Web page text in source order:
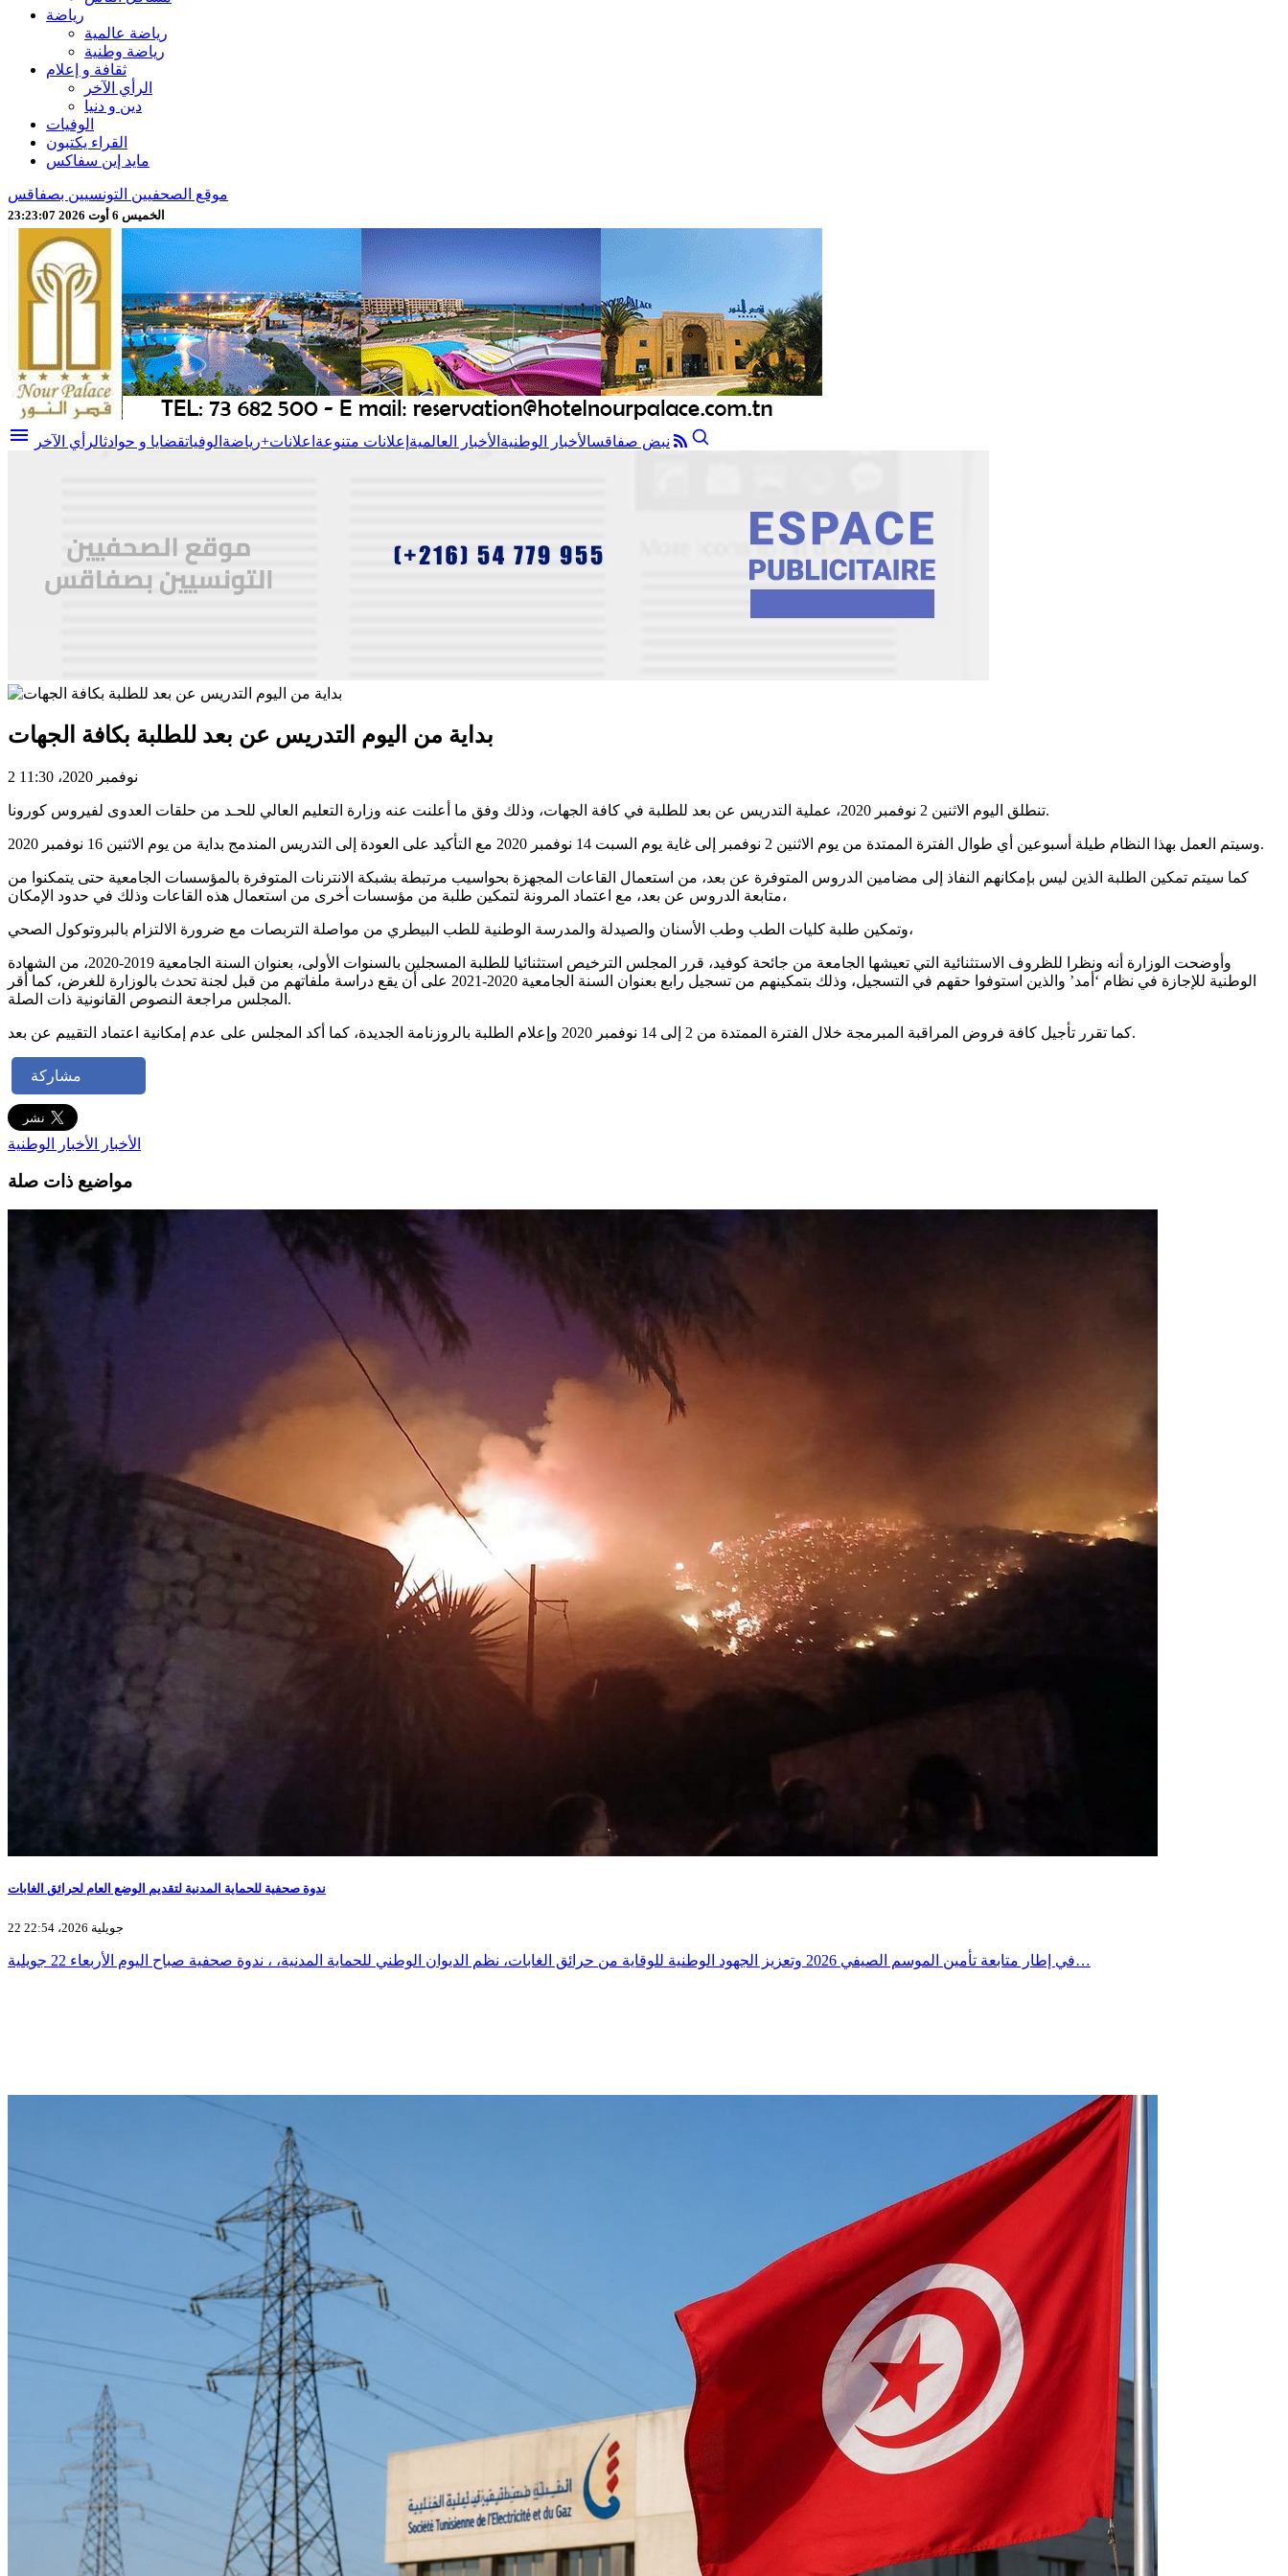
رياضة
رياضة عالمية
رياضة وطنية
ثقافة و إعلام
الرأي الآخر
دين و دنيا
الوفيات
القراء يكتبون
مايد إين سفاكس
موقع الصحفيين التونسيين بصفاقس
الخميس 6 أوت 2026 23:23:09
menu نبض صفاقسالأخبار الوطنية الأخبار العالمية إعلانات متنوعة اعلانات+رياضة الوفياتقضايا و حوادثالرأي الآخر
بداية من اليوم التدريس عن بعد للطلبة بكافة الجهات
2 نوفمبر 2020، 11:30
تنطلق اليوم الاثنين 2 نوفمبر 2020، عملية التدريس عن بعد للطلبة في كافة الجهات، وذلك وفق ما أعلنت عنه وزارة التعليم العالي للحـد من حلقات العدوى لفيروس كورونا.
وسيتم العمل بهذا النظام طيلة أسبوعين أي طوال الفترة الممتدة من يوم الاثنين 2 نوفمبر إلى غاية يوم السبت 14 نوفمبر 2020 مع التأكيد على العودة إلى التدريس المندمج بداية من يوم الاثنين 16 نوفمبر 2020.
كما سيتم تمكين الطلبة الذين ليس بإمكانهم النفاذ إلى مضامين الدروس المتوفرة عن بعد، من استعمال القاعات المجهزة بحواسيب مرتبطة بشبكة الانترنات المتوفرة بالمؤسسات الجامعية حتى يتمكنوا من
متابعة الدروس عن بعد، مع اعتماد المرونة لتمكين طلبة من مؤسسات أخرى من استعمال هذه القاعات وذلك في حدود الإمكان،
وتمكين طلبة كليات الطب وطب الأسنان والصيدلة والمدرسة الوطنية للطب البيطري من مواصلة التربصات مع ضرورة الالتزام بالبروتوكول الصحي،
وأوضحت الوزارة أنه ونظرا للظروف الاستثنائية التي تعيشها الجامعة من جائحة كوفيد، قرر المجلس الترخيص استثنائيا للطلبة المسجلين بالسنوات الأولى، بعنوان السنة الجامعية 2019-2020، من الشهادة
الوطنية للإجازة في نظام ‘أمد’ والذين استوفوا حقهم في التسجيل، وذلك بتمكينهم من تسجيل رابع بعنوان السنة الجامعية 2020-2021 على أن يقع دراسة ملفاتهم من قبل لجنة تحدث بالوزارة للغرض، كما أقر
المجلس مراجعة النصوص القانونية ذات الصلة.
كما تقرر تأجيل كافة فروض المراقبة المبرمجة خلال الفترة الممتدة من 2 إلى 14 نوفمبر 2020 وإعلام الطلبة بالروزنامة الجديدة، كما أكد المجلس على عدم إمكانية اعتماد التقييم عن بعد.
مشاركة
الأخبار الأخبار الوطنية
مواضيع ذات صلة
ندوة صحفية للحماية المدنية لتقديم الوضع العام لحرائق الغابات
22 جويلية 2026، 22:54
في إطار متابعة تأمين الموسم الصيفي 2026 وتعزيز الجهود الوطنية للوقاية من حرائق الغابات، نظم الديوان الوطني للحماية المدنية، ، ندوة صحفية صباح اليوم الأربعاء 22 جويلية…